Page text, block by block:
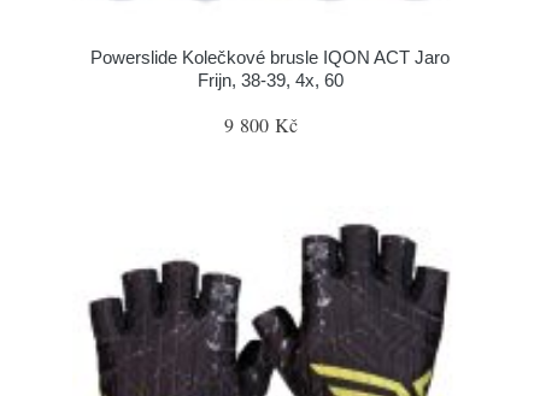
Powerslide Kolečkové brusle IQON ACT Jaro
Frijn, 38-39, 4x, 60
9 800 Kč